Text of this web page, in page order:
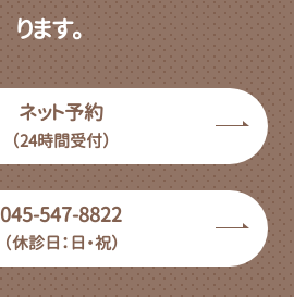
ります。
ネット予約
（24時間受付）
045-547-8822
（休診日：日・祝）